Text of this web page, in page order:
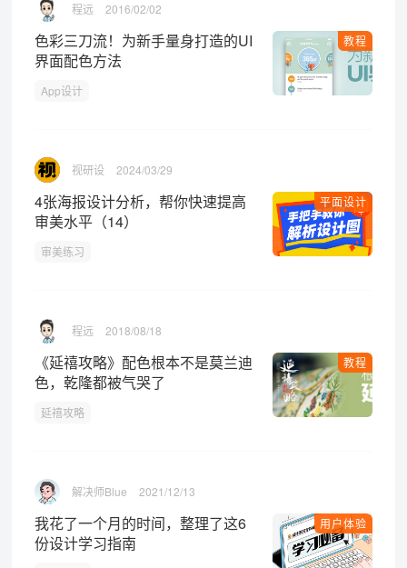
程远 2016/02/02
教程
色彩三刀流！为新手量身打造的UI
界面配色方法
App设计
视研设 2024/03/29
平面设计
4张海报设计分析，帮你快速提高
审美水平（14）
审美练习
程远 2018/08/18
教程
《延禧攻略》配色根本不是莫兰迪
色，乾隆都被气哭了
延禧攻略
解决师Blue 2021/12/13
用户体验
我花了一个月的时间，整理了这6
份设计学习指南